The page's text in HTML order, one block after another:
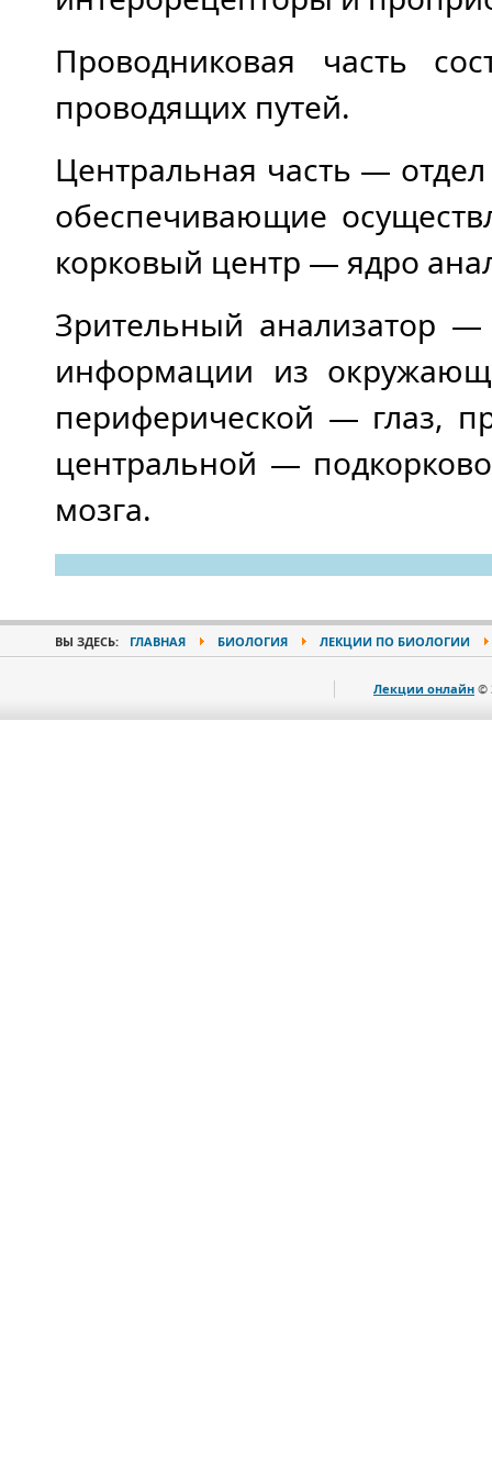
Проводниковая часть
проводящих путей.
Центральная часть —
обеспечивающие
корковый центр — ядро
Зрительный анализатор —
информации из
периферической — глаз,
центральной —
мозга.
ВЫ ЗДЕСЬ: ГЛАВНАЯ БИОЛОГИЯ ЛЕКЦИИ ПО БИОЛОГИИ
Лекции онлайн ©